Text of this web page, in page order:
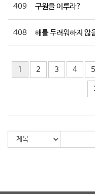
409 구원을 이루라?
408 해를 두려워하지 않
1 2 3 4 5